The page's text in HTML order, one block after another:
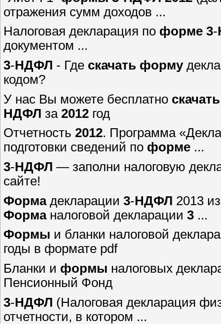
отражения сумм доходов ...
Налоговая декларация по форме 3-
документом ...
3-НДФЛ - Где скачать форму
кодом?
У нас Вы можете бесплатно скачать
НДФЛ за 2012 год
Отчетность 2012. Программа
подготовки сведений по форме ...
3-НДФЛ — заполни налоговую
сайте!
Формадекларации 3-НДФЛ 2013
Форманалоговой декларации 3 ...
Формы и бланки налоговой
годы в формате pdf
Бланки и формы налоговых
Пенсионный Фонд
3-НДФЛ (Налоговая декларация
отчетности, в котором ...